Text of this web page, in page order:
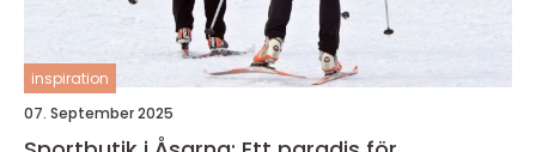
inspiration
07. September 2025